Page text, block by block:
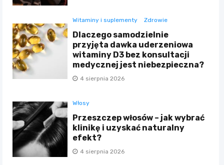
Witaminy i suplementy Zdrowie
Dlaczego samodzielnie
przyjęta dawka uderzeniowa
witaminy D3 bez konsultacji
medycznej jest niebezpieczna?
4 sierpnia 2026
Włosy
Przeszczep włosów – jak wybrać
klinikę i uzyskać naturalny
efekt?
4 sierpnia 2026